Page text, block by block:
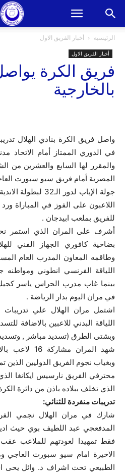
الرئيسية أخبار الفريق الاول
أخبار الفريق الاول
فريق الكرة
بالخارجية
واصل فريق الكرة بنادي الهلال
في الدوري الممتاز أمام الاتحاد
والمقرر لها السابع والعشرين من
المصرية أمام فريق سيو سبورت
جولة الإياب لدور
اللاعبون على الفوز في المباراة ورد
للفريق بملعب ابيدجان .
أشرف على المران الذي استمر
بضاحية كافوري الجهاز الفني
وطاقمه المعاون المدرب العام
اللياقة الفرنسي انطوني
بينما غاب مدرب الحراس ياسر
في مران اليوم بدار الرياضة .
اشتمل مران الهلال علي
اللياقة البدني للاعبين بالاضافة
وبشتى الطرق (تسديد مباشر ,
شهد المران
وبغياب نجوم الفريق الدوليين الذين
محترفي الفريق نارسيس ايكانغا
الذي تخلف ببلاده باذن من دائرة
تدريبات منفردة للثنائي:
شارك في مران الهلال نجمي
المدفعجي عبد اللطيف بوي حيث
فقط تمهيدا لعودتهم للملاعب عقب
الاخيرة امام سيو سبورت العاجي
الطبيعي تحت اشراف د. وائل يحى